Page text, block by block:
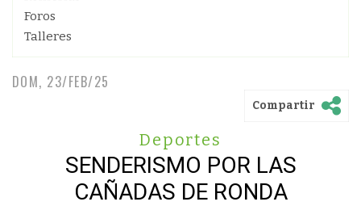
Foros
Talleres
DOM, 23/FEB/25
Compartir
Deportes
SENDERISMO POR LAS
CAÑADAS DE RONDA